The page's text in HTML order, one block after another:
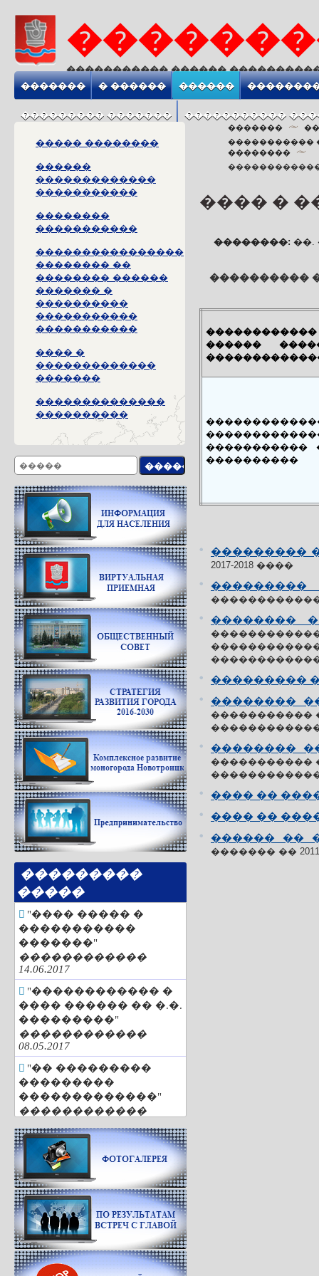
����������� ������
����������� ����� ����������
������� � ������ ������
��������� ������� �����������
����� ��������
������
�������������
�����������
��������
�����������
����������������
�������� ��
�������� ������
������� �
����������
�����������
�����������
���� �
�������������
�������
��������������
����������
���������
�����
"���� ����� �
�����������
�������"
������������
14.06.2017
"������������ �
���� ������ �� �.�.
���������"
������������
08.05.2017
"�� ���������
���������
�������������"
������������
"�������
��������� ���
������"
������������
29.03.2017
"�� 85 ���"
������������
01.03.2017
"�������. �����.
�������
�����������
��������
���� �
��������: ��.
����������
������������
������
�����������
����������
���������
2017-2018 ����
������������
��������
���������
��������
�����������
��������
�����������
���� ��
���� ��
������ ��
������� ��